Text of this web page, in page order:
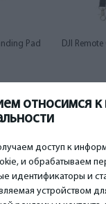
относимся к
доступ к
и обрабатываем
идентификаторы и
устройством
Pad
DJI
14.00
3 4 5 6 ...